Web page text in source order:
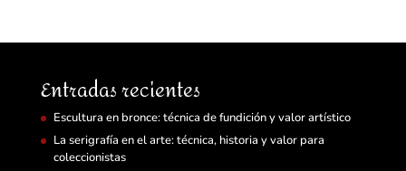
Entradas recientes
Escultura en bronce: técnica de fundición y valor artístico
La serigrafía en el arte: técnica, historia y valor para
coleccionistas